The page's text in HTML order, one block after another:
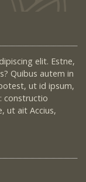
elit. Estne,
Quibus autem in
ut id ipsum,
constructio
ut ait Accius,